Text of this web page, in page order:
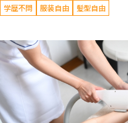
学歴不問 服装自由 髪型自由